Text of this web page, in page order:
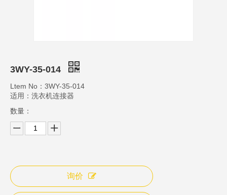
3WY-35-014
Ltem No：3WY-35-014
适用：洗衣机连接器
数量：
询价